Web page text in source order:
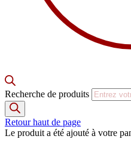
Recherche de produits
Retour haut de page
Le produit a été ajouté à votre